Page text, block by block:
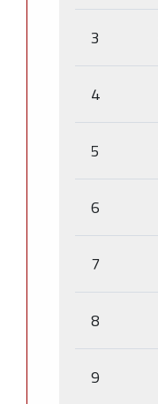
3
4
5
6
7
8
9